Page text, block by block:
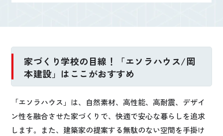
家づくり学校の目線！「エソラハウス/岡
本建設」はここがおすすめ
「エソラハウス」は、自然素材、高性能、高耐震、デザイ
ン性を融合させた家づくりで、快適で安心な暮らしを追求
します。また、建築家の提案する無駄のない空間を手掛け